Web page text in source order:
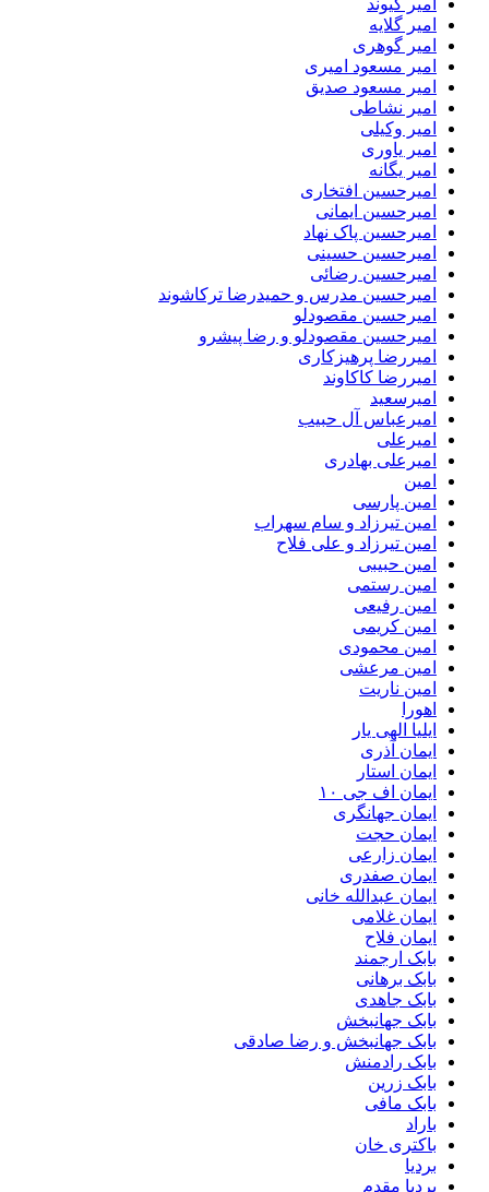
امیر کیوند
امیر گلایه
امیر گوهری
امیر مسعود امیری
امیر مسعود صدیق
امیر نشاطی
امیر وکیلی
امیر یاوری
امیر یگانه
امیرحسین افتخاری
امیرحسین ایمانی
امیرحسین پاک نهاد
امیرحسین حسینی
امیرحسین رضائی
امیرحسین مدرس و حمیدرضا ترکاشوند
امیرحسین مقصودلو
امیرحسین مقصودلو و رضا پیشرو
امیررضا پرهیزکاری
امیررضا کاکاوند
امیرسعید
امیرعباس آل حبیب
امیرعلی
امیرعلی بهادری
امین
امین پارسی
امین تیرزاد و سام سهراب
امین تیرزاد و علی فلاح
امین حبیبی
امین رستمی
امین رفیعی
امین کریمی
امین محمودی
امین مرعشی
امین ناریت
اهورا
ایلیا الهی یار
ایمان آذری
ایمان استار
ایمان اف جی ۱۰
ایمان جهانگری
ایمان حجت
ایمان زارعی
ایمان صفدری
ایمان عبدالله خانی
ایمان غلامی
ایمان فلاح
بابک ارجمند
بابک برهانی
بابک جاهدی
بابک جهانبخش
بابک جهانبخش و رضا صادقی
بابک رادمنش
بابک زرین
بابک مافی
باراد
باکتری خان
بردیا
بردیا مقدم